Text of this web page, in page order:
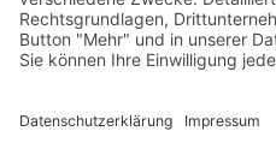
Seien Sie dabei, genießen
Sie mit!
Die Chöre freuen sich über
Weitere Informationen